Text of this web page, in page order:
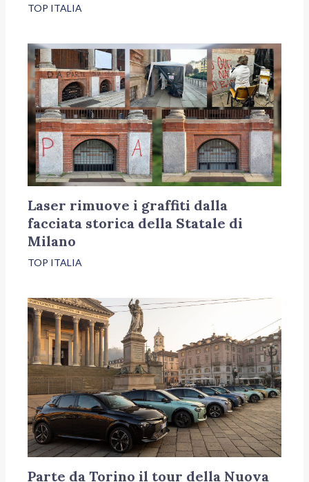
TOP ITALIA
Laser rimuove i graffiti dalla
facciata storica della Statale di
Milano
TOP ITALIA
Parte da Torino il tour della Nuova